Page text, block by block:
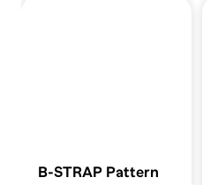
B-STRAP Pattern